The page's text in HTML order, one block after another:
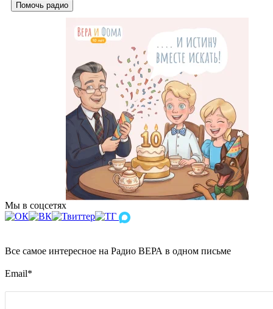
Помочь радио
Мы в соцсетях
Все самое интересное на Радио ВЕРА в одном письме
Email*